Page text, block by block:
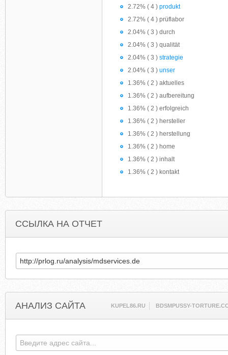
2.72% ( 4 ) produkt
2.72% ( 4 ) prüflabor
2.04% ( 3 ) durch
2.04% ( 3 ) qualität
2.04% ( 3 ) strategie
2.04% ( 3 ) unser
1.36% ( 2 ) aktuelles
1.36% ( 2 ) aufbereitung
1.36% ( 2 ) erfolgreich
1.36% ( 2 ) hersteller
1.36% ( 2 ) herstellung
1.36% ( 2 ) home
1.36% ( 2 ) inhalt
1.36% ( 2 ) kontakt
ССЫЛКА НА ОТЧЕТ
АНАЛИЗ САЙТА KUPEL86.RU BDSMPUSSY-